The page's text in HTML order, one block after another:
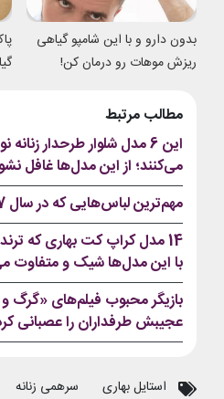
بدون دارو و با این شامپو گیاهی
ریزش موهات رو درمان کن!
گیاهی
مطالب مرتبط
این 6 مدل شلوار طرحدار
می‌کنند؛ از این مدل‌ها غافل
مهم‌ترین لباس‌هایی که در سال 2017 مد روزاند
14 مدل کراپ کت بهاری که
با این مدل‌ها شیک و متفاوت
بازیگر محبوب فیلم‌های «گرگ
عجیبش طرفداران را عصبانی
استایل بهاری سرهمی زنانه